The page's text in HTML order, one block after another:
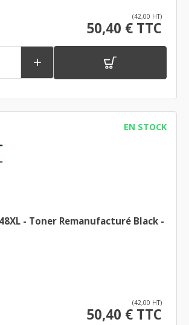
(42,00 HT)
50,40 € TTC

EN STOCK
- Toner Remanufacturé Black -
(42,00 HT)
50,40 € TTC